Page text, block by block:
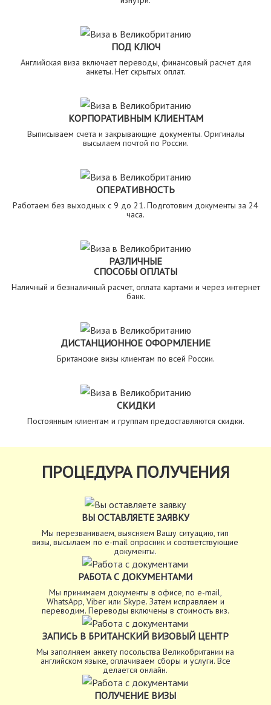
ПОД КЛЮЧ
Английская виза включает переводы, финансовый расчет для
анкеты. Нет скрытых оплат.
КОРПОРАТИВНЫМ КЛИЕНТАМ
Выписываем счета и закрывающие документы. Оригиналы
высылаем почтой по России.
ОПЕРАТИВНОСТЬ
Работаем без выходных с 9 до 21. Подготовим документы за 24
часа.
РАЗЛИЧНЫЕ
СПОСОБЫ ОПЛАТЫ
Наличный и безналичный расчет, оплата картами и через интернет
банк.
ДИСТАНЦИОННОЕ ОФОРМЛЕНИЕ
Британские визы клиентам по всей России.
СКИДКИ
Постоянным клиентам и группам предоставляются скидки.
ПРОЦЕДУРА ПОЛУЧЕНИЯ
ВЫ ОСТАВЛЯЕТЕ ЗАЯВКУ
Мы перезваниваем, выясняем Вашу ситуацию, тип
визы, высылаем по e-mail опросник и соответствующие
документы.
РАБОТА С ДОКУМЕНТАМИ
Мы принимаем документы в офисе, по e-mail,
WhatsApp, Viber или Skype. Затем исправляем и
переводим. Переводы включены в стоимость виз.
ЗАПИСЬ В БРИТАНСКИЙ ВИЗОВЫЙ ЦЕНТР
Мы заполняем анкету посольства Великобритании на
английском языке, оплачиваем сборы и услуги. Все
делается онлайн.
ПОЛУЧЕНИЕ ВИЗЫ